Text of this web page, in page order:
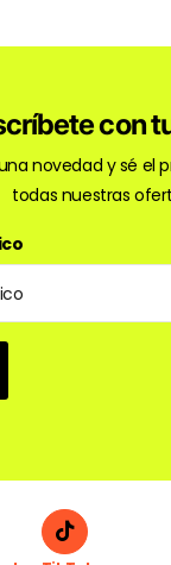
con
novedad y sé el
todas nuestras